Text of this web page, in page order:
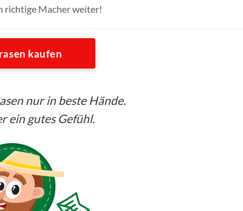
richtige Macher weiter!
kaufen
nur in beste Hände.
ein gutes Gefühl.